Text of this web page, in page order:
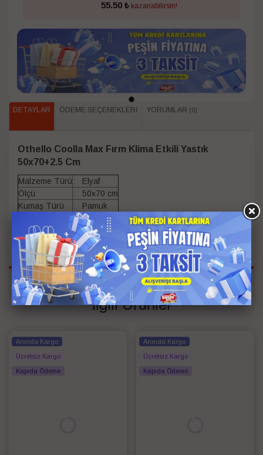
55.50 ₺kazanabilirsin!
DETAYLAR ÖDEME SEÇENEKLERI YORUMLAR (0)
Othello Coolla Max Fırm Klima Etkili Yastık
50x70+2.5 Cm
Malzeme Türü : Elyaf
Ölçü
: 50x70 cm
Kumaş Türü
: Pamuk
: Beyaz
Ağırlık
: 1000 gr
İlgili Ürünler
Anında Kargo
Ücretsiz Kargo
Kapıda Ödeme
Anında Kargo
Ücretsiz Kargo
Kapıda Ödeme